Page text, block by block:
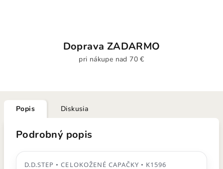
Doprava ZADARMO
pri nákupe nad 70 €
Popis Diskusia
Podrobný popis
D.D.STEP • CELOKOŽENÉ CAPAČKY • K1596